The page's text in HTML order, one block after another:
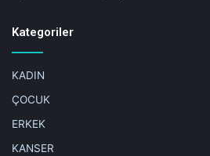
Kategoriler
KADIN
ÇOCUK
ERKEK
KANSER